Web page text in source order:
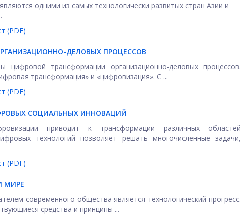
одними из самых технологически развитых стран Азии и
(PDF)
ДЕЛОВЫХ ПРОЦЕССОВ
трансформации организационно-деловых процессов.
трансформация» и «цифровизация». С ...
(PDF)
СОЦИАЛЬНЫХ ИННОВАЦИЙ
приводит к трансформации различных областей
технологий позволяет решать многочисленные задачи,
(PDF)
МИРЕ
современного общества является технологический прогресс.
средства и принципы ...